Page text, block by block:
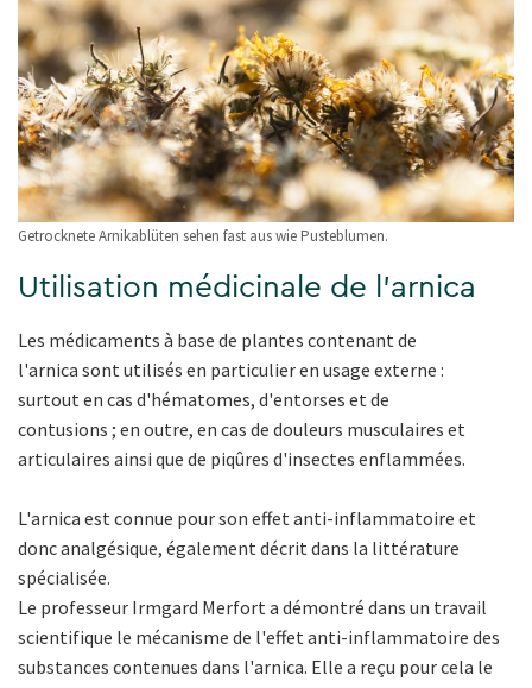
Getrocknete Arnikablüten sehen fast aus wie Pusteblumen.
Utilisation médicinale de l'arnica
Les médicaments à base de plantes contenant de
l'arnica sont utilisés en particulier en usage externe :
surtout en cas d'hématomes, d'entorses et de
contusions ; en outre, en cas de douleurs musculaires et
articulaires ainsi que de piqûres d'insectes enflammées.
L'arnica est connue pour son effet anti-inflammatoire et
donc analgésique, également décrit dans la littérature
spécialisée.
Le professeur Irmgard Merfort a démontré dans un travail
scientifique le mécanisme de l'effet anti-inflammatoire des
substances contenues dans l'arnica. Elle a reçu pour cela le